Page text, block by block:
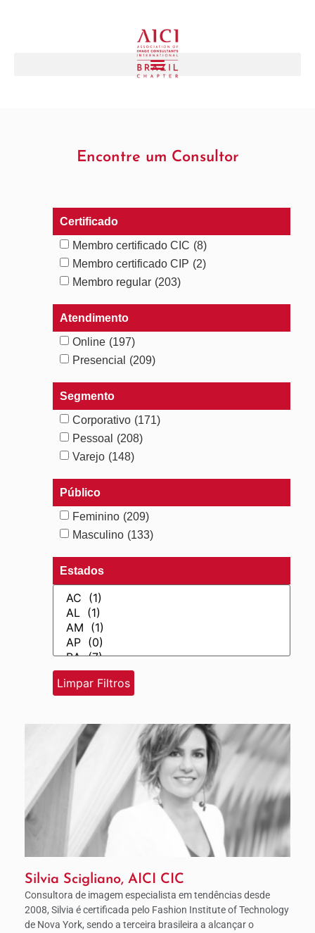
Encontre um Consultor
Certificado
Membro certificado CIC (8)
Membro certificado CIP (2)
Membro regular (203)
Atendimento
Online (197)
Presencial
(209)
Segmento
Corporativo (171)
Pessoal
(208)
Varejo (148)
Público
Feminino (209)
Masculino (133)
Estados
Silvia Scigliano, AICI CIC
Consultora de imagem especialista em tendências desde
2008, Silvia é certificada pelo Fashion Institute of Technology
de Nova York, sendo a terceira brasileira a alcançar o